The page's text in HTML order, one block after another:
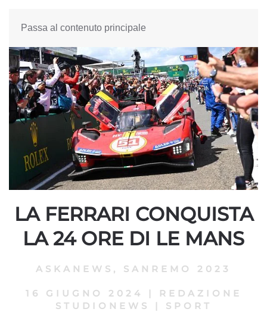
Passa al contenuto principale
LA FERRARI CONQUISTA
LA 24 ORE DI LE MANS
ASKANEWS , SANREMO 2023
16 GIUGNO 2024 |
REDAZIONE
STUDIONEWS
| SPORT